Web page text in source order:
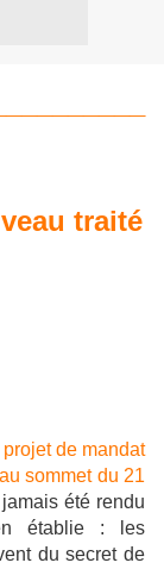
traité
projet de mandat
sommet du 21
été rendu
établie : les
du secret de